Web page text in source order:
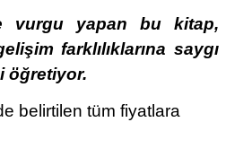
vurgu yapan bu kitap,
farklılıklarına saygı
öğretiyor.
belirtilen tüm fiyatlara